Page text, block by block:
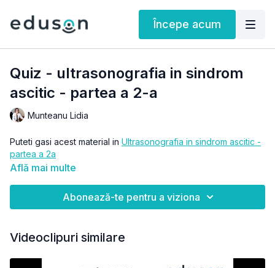
Începe acum
Quiz - ultrasonografia in sindrom
ascitic - partea a 2-a
Munteanu Lidia
Puteti gasi acest material in Ultrasonografia in sindrom ascitic -
partea a 2a
Află mai multe
Abonează-te pentru a viziona
Videoclipuri similare